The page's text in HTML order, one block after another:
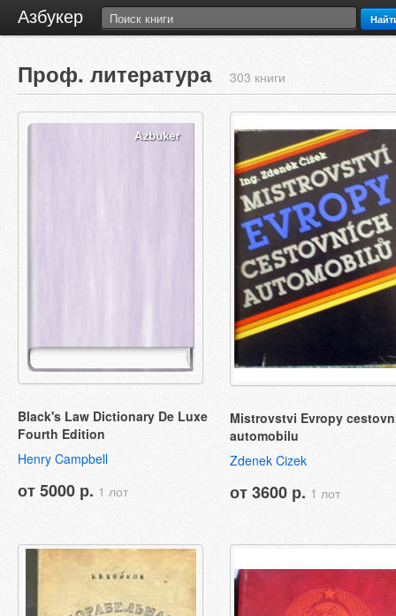
Азбукер
Проф. литература 303 книги
Black's Law Dictionary De Luxe
Fourth Edition
Henry Campbell
от 5000 р. 1 лот
Mistrovstvi Evropy
automobilu
Zdenek Cizek
от 3600 р. 1 лот